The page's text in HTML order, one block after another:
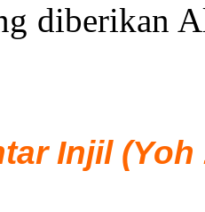
diberikan
Injil (Yoh